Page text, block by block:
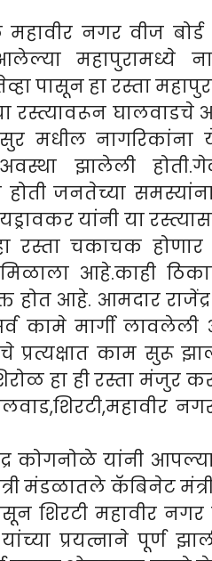
नगर वीज
महापुरामध्ये
पासून हा रस्ता
घालवाडचे
मधील नागरिकांना
झालेली
जनतेच्या
यांनी या
रस्ता चकाचक
मिळाला आहे.काही
आहे. आमदार
कामे मार्गी
प्रत्यक्षात काम सुरू
हा ही रस्ता मंजुर
कोगनोळे यांनी
मंडळातले कॅबिनेट
शिरटी महावीर नगर
प्रयत्नाने पूर्ण